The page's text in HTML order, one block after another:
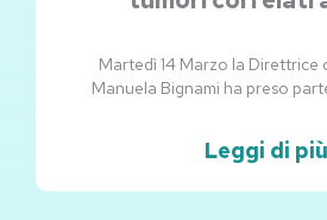
Martedì 14 Marzo la
Manuela Bignami ha preso
Leggi di più